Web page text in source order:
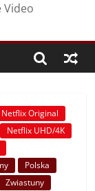
Video
Netflix Original
Netflix UHD/4K
Polska
Zwiastuny